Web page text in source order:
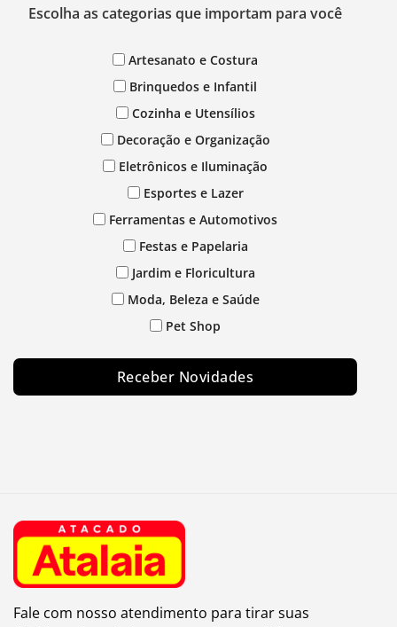
Escolha as categorias que importam para você
Artesanato e Costura
Brinquedos e Infantil
Cozinha e Utensílios
Decoração e Organização
Eletrônicos e Iluminação
Esportes e Lazer
Ferramentas e Automotivos
Festas e Papelaria
Jardim e Floricultura
Moda, Beleza e Saúde
Pet Shop
Receber Novidades
Fale com nosso atendimento para tirar suas